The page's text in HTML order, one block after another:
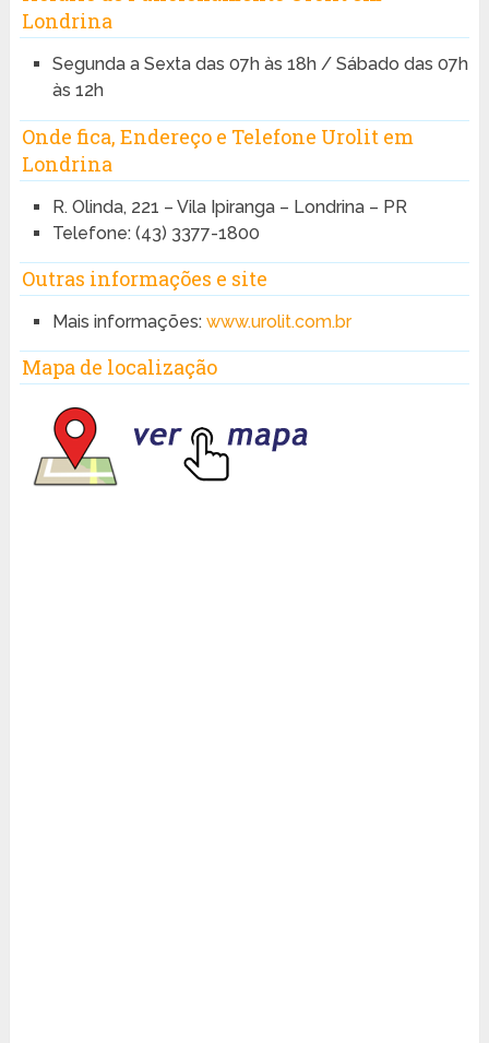
Londrina
Segunda a Sexta das 07h às 18h / Sábado das 07h
às 12h
Onde fica, Endereço e Telefone Urolit em
Londrina
R. Olinda, 221 – Vila Ipiranga – Londrina – PR
Telefone: (43) 3377-1800
Outras informações e site
Mais informações: www.urolit.com.br
Mapa de localização